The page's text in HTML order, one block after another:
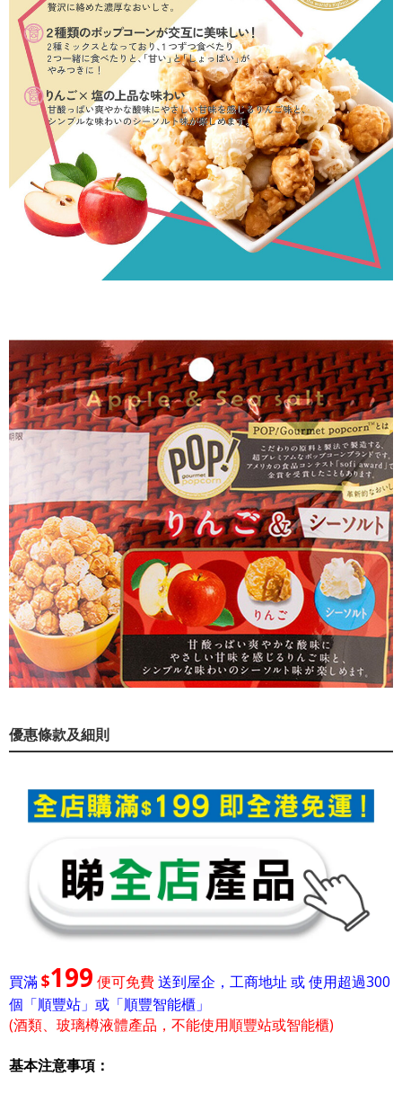
優惠條款及細則
買滿$199 便可免費送到屋企，工商地址 或 使用超過300
個「順豐站」或「順豐智能櫃」
(酒類、玻璃樽液體產品，不能使用順豐站或智能櫃)
基本注意事項：